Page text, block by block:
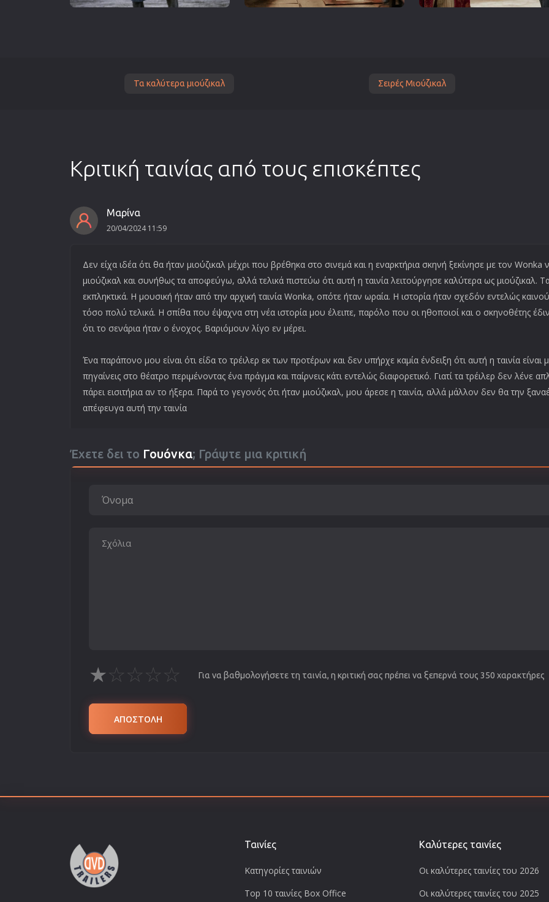
Τα καλύτερα μιούζικαλ Σειρές Μιούζικαλ
Κριτική ταινίας από τους επισκέπτες
Μαρίνα
20/04/2024 11:59
Δεν είχα ιδέα ότι θα ήταν μιούζικαλ μέχρι που βρέθηκα στο σινεμά και η εναρκτήρια σκηνή ξεκίνησε με τον
μιούζικαλ και συνήθως τα αποφεύγω, αλλά τελικά πιστεύω ότι αυτή η ταινία λειτούργησε καλύτερα ως μιούζικαλ.
εκπληκτικά. Η μουσική ήταν από την αρχική ταινία Wonka, οπότε ήταν ωραία. Η ιστορία ήταν σχεδόν εντελώς
τόσο πολύ τελικά. Η σπίθα που έψαχνα στη νέα ιστορία μου έλειπε, παρόλο που οι ηθοποιοί και ο σκηνοθέτης
ότι το σενάρια ήταν ο ένοχος. Βαριόμουν λίγο εν μέρει.
Ένα παράπονο μου είναι ότι είδα το τρέιλερ εκ των προτέρων και δεν υπήρχε καμία ένδειξη ότι αυτή η ταινία είναι
πηγαίνεις στο θέατρο περιμένοντας ένα πράγμα και παίρνεις κάτι εντελώς διαφορετικό. Γιατί τα τρέιλερ δεν λένε
πάρει εισιτήρια αν το ήξερα. Παρά το γεγονός ότι ήταν μιούζικαλ, μου άρεσε η ταινία, αλλά μάλλον δεν θα την
απέφευγα αυτή την ταινία
Έχετε δει το Γουόνκα; Γράψτε μια κριτική
★☆☆☆☆ Για να βαθμολογήσετε τη ταινία, η κριτική σας πρέπει να ξεπερνά τους 350 χαρακτήρες
ΑΠΟΣΤΟΛΗ
Ταινίες
Κατηγορίες ταινιών
Top 10 ταινίες Box Office
Καλύτερες ταινίες
Οι καλύτερες ταινίες του 2026
Οι καλύτερες ταινίες του 2025